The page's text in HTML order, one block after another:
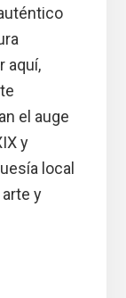
aquí,
el auge
y
local
y